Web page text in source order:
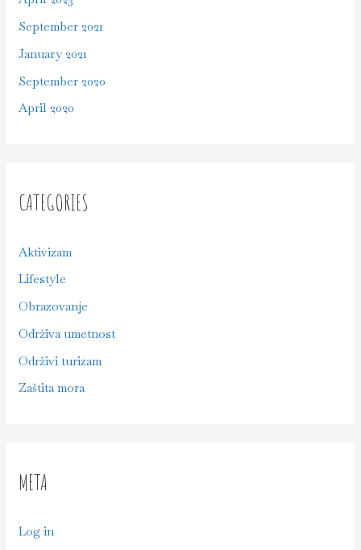
September 2021
January 2021
September 2020
April 2020
CATEGORIES
Aktivizam
Lifestyle
Obrazovanje
Održiva umetnost
Održivi turizam
Zaštita mora
META
Log in